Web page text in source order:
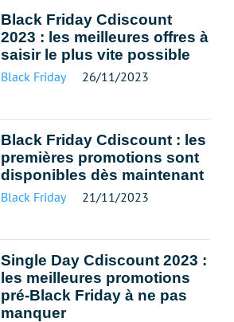
Black Friday Cdiscount
2023 : les meilleures offres à
saisir le plus vite possible
Black Friday 26/11/2023
Black Friday Cdiscount : les
premières promotions sont
disponibles dès maintenant
Black Friday 21/11/2023
Single Day Cdiscount 2023 :
les meilleures promotions
pré-Black Friday à ne pas
manquer